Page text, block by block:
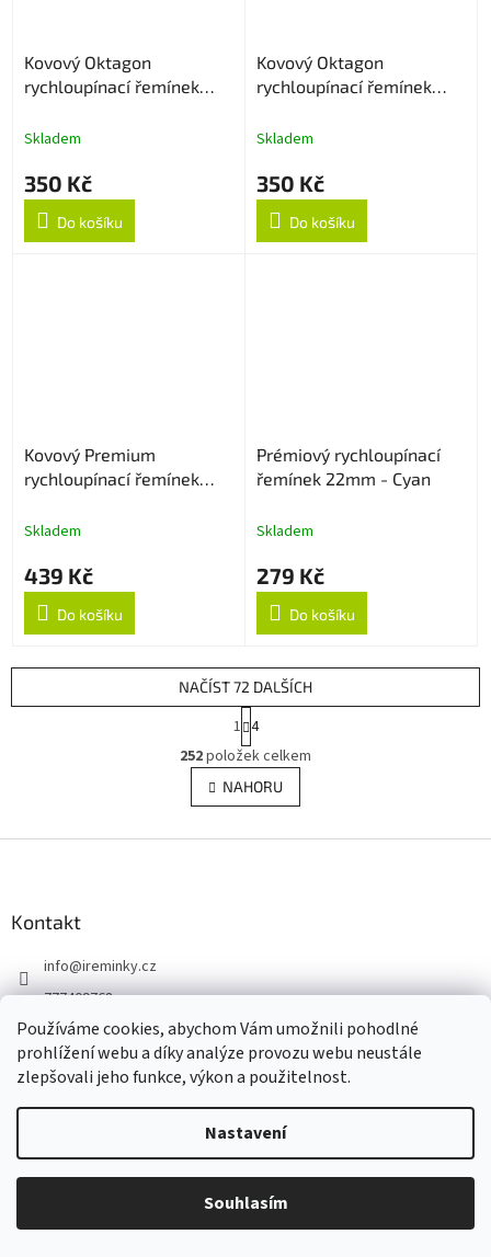
Používáme cookies, abychom Vám umožnili pohodlné
prohlížení webu a díky analýze provozu webu neustále
zlepšovali jeho funkce, výkon a použitelnost.
Nastavení
Souhlasím
Kovový Oktagon
rychloupínací řemínek
Skladem
350 Kč
Do košíku
Kovový Oktagon
rychloupínací řemínek
Skladem
350 Kč
Do košíku
Kovový Premium
rychloupínací řemínek
Skladem
439 Kč
Do košíku
Prémiový rychloupínací
řemínek 22mm - Cyan
Skladem
279 Kč
Do košíku
O
v
l
á
y
v
ý
p
i
NAČÍST 72 DALŠÍCH
t
r
á
n
k
v
1 4
252položek celkem
NAHORU
Kontakt
info@ireminky.cz
777409768
iReminky.cz
ireminkycz
Doprava a platba
Podmínky ochrany osobních údajů